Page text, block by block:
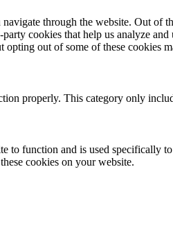
through the website. Out of
cookies that help us analyze
out of some of these cookies
properly. This category only
function and is used specifically
cookies on your website.